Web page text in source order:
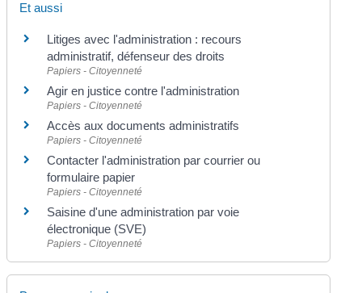
Et aussi
Litiges avec l'administration : recours
administratif, défenseur des droits
Papiers - Citoyenneté
Agir en justice contre l'administration
Papiers - Citoyenneté
Accès aux documents administratifs
Papiers - Citoyenneté
Contacter l'administration par courrier ou
formulaire papier
Papiers - Citoyenneté
Saisine d'une administration par voie
électronique (SVE)
Papiers - Citoyenneté